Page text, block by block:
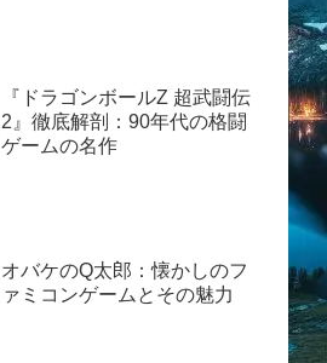
『ドラゴンボールZ 超武闘伝
2』徹底解剖：90年代の格闘
ゲームの名作
オバケのQ太郎：懐かしのフ
ァミコンゲームとその魅力